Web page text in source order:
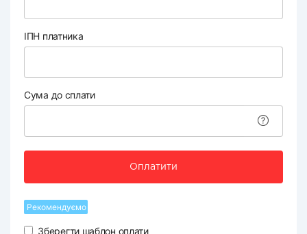
ІПН платника
Сума до сплати
Оплатити
Рекомендуємо
Зберегти шаблон оплати